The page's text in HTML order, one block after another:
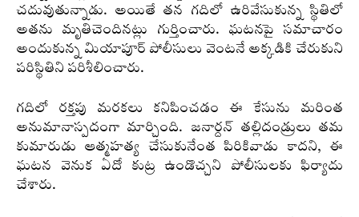
చదువుతున్నాడు. అయితే తన గదిలో ఉరివేసుకున్న స్థితిలో
అతను మృతిచెందినట్లు గుర్తించారు. ఘటనపై సమాచారం
అందుకున్న మియాపూర్ పోలీసులు వెంటనే అక్కడికి చేరుకుని
పరిస్థితిని పరిశీలించారు.
గదిలో రక్తపు మరకలు కనిపించడం ఈ కేసును మరింత
అనుమానాస్పదంగా మార్చింది. జనార్దన్ తల్లిదండ్రులు తమ
కుమారుడు ఆత్మహత్య చేసుకునేంత పిరికివాడు కాదని, ఈ
ఘటన వెనుక ఏదో కుట్ర ఉండొచ్చని పోలీసులకు ఫిర్యాదు
చేశారు.